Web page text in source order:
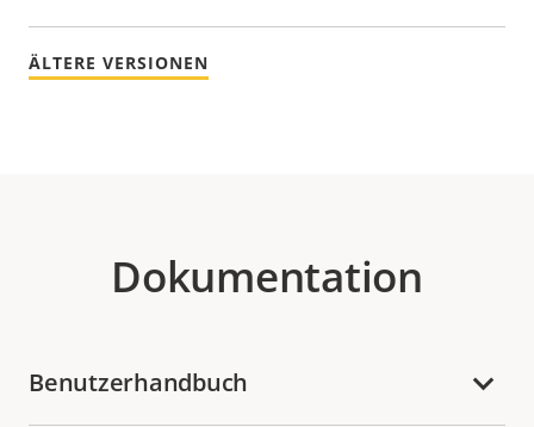
ÄLTERE VERSIONEN
Dokumentation
Benutzerhandbuch